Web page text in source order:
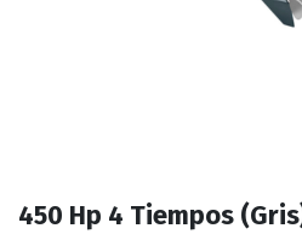
450 Hp 4 Tiempos